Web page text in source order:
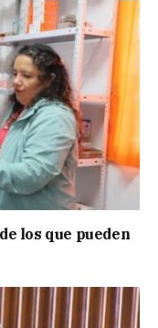
los que pueden